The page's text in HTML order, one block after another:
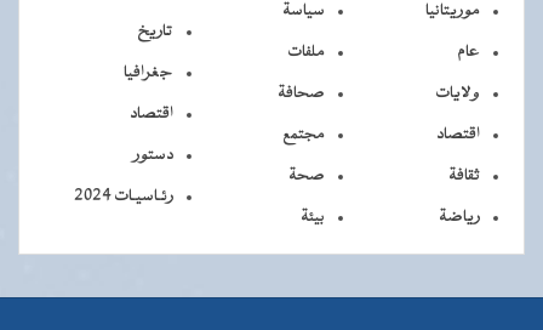
موريتانيا
عام
ولايات
اقتصاد
ثقافة
رياضة
سياسة
ملفات
صحافة
مجتمع
صحة
بيئة
تاريخ
جغرافيا
اقتصاد
دستور
رئـاسيـات 2024